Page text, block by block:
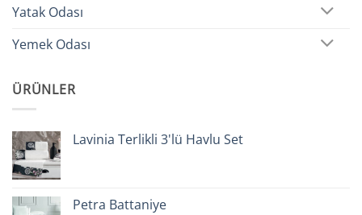
Yatak Odası
Yemek Odası
ÜRÜNLER
Lavinia Terlikli 3'lü Havlu Set
Petra Battaniye